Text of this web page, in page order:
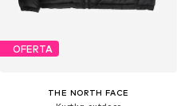
OFERTA
THE NORTH FACE